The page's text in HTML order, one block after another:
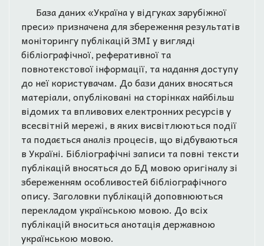
База даних «Україна у відгуках зарубіжної
преси» призначена для збереження результатів
моніторингу публікацій ЗМІ у вигляді
бібліографічної, реферативної та
повнотекстової інформації, та надання доступу
до неї користувачам. До бази даних вносяться
матеріали, опубліковані на сторінках найбільш
відомих та впливових електронних ресурсів у
всесвітній мережі, в яких висвітлюються події
та подається аналіз процесів, що відбуваються
в Україні. Бібліографічні записи та повні тексти
публікацій вносяться до БД мовою оригіналу зі
збереженням особливостей бібліографічного
опису. Заголовки публікацій доповнюються
перекладом українською мовою. До всіх
публікацій вноситься анотація державною
українською мовою.